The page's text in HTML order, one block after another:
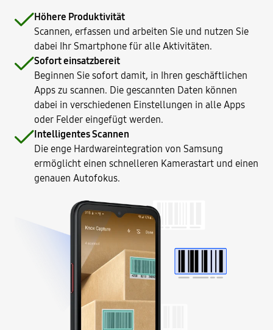
Höhere Produktivität
Scannen, erfassen und arbeiten Sie und nutzen Sie
dabei Ihr Smartphone für alle Aktivitäten.
Sofort einsatzbereit
Beginnen Sie sofort damit, in Ihren geschäftlichen
Apps zu scannen. Die gescannten Daten können
dabei in verschiedenen Einstellungen in alle Apps
oder Felder eingefügt werden.
Intelligentes Scannen
Die enge Hardwareintegration von Samsung
ermöglicht einen schnelleren Kamerastart und einen
genauen Autofokus.